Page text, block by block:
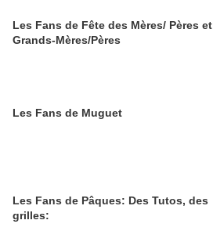
Les Fans de Fête des Mères/ Pères et
Grands-Mères/Pères
Les Fans de Muguet
Les Fans de Pâques: Des Tutos, des
grilles: